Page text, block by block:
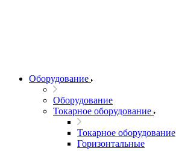
Оборудование
Оборудование
Токарное оборудование
Токарное оборудование
Горизонтальные